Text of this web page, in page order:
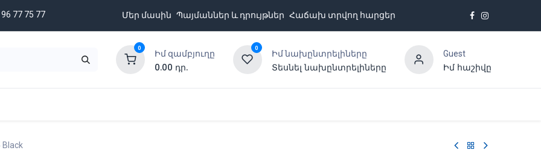
77 75 77 Մեր մասին Պայմաններ և դրույթներ Հաճախ տրվող հարցեր
0
Իմ զամբյուղը
0.00 դր.
0
Իմ նախընտրելիները
Տեսնել նախընտրելիները
Guest
Իմ հաշիվը
Black